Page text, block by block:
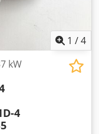
1 /4
kW
4